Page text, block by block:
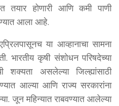
तयार होणारी आणि कमी पाणी
आला आहे.
या आव्हानाचा सामना
भारतीय कृषी संशोधन परिषदेच्या
शक्यता असलेल्या जिल्ह्यांसाठी
आल्या आणि राज्य सरकारांना
जून महिन्यात राबवण्यात आलेल्या